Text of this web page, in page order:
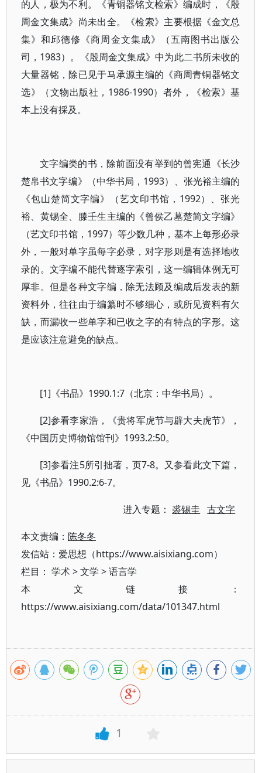
的人，极为不利。《青铜器铭文检索》编成时，《殷
周金文集成》尚未出全。《检索》主要根据《金文总
集》和邱德修《商周金文集成》（五南图书出版公
司，1983）。《殷周金文集成》中为此二书所未收的
大量器铭，除已见于马承源主编的《商周青铜器铭文
选》（文物出版社，1986-1990）者外，《检索》基
本上没有採及。
文字编类的书，除前面没有举到的曾宪通《长沙
楚帛书文字编》（中华书局，1993）、张光裕主编的
《包山楚简文字编》（艺文印书馆，1992）、张光
裕、黄锡全、滕壬生主编的《曾侯乙墓楚简文字编》
（艺文印书馆，1997）等少数几种，基本上每形必录
外，一般对单字虽每字必录，对字形则是有选择地收
录的。文字编不能代替逐字索引，这一编辑体例无可
厚非。但是各种文字编，除无法顾及编成后发表的新
资料外，往往由于编纂时不够细心，或所见资料有欠
缺，而漏收一些单字和已收之字的有特点的字形。这
是应该注意避免的缺点。
[1]《书品》1990.1:7（北京：中华书局）。
[2]参看李家浩，《贵将军虎节与辟大夫虎节》，
《中国历史博物馆馆刊》1993.2:50。
[3]参看注5所引拙著，页7-8。又参看此文下篇，
见《书品》1990.2:6-7。
进入专题：裘锡圭 古文字
本文责编： 陈冬冬
发信站：爱思想（https://www.aisixiang.com）
栏目： 学术>文学 >语言学
本文链接：
https://www.aisixiang.com/data/101347.html
1